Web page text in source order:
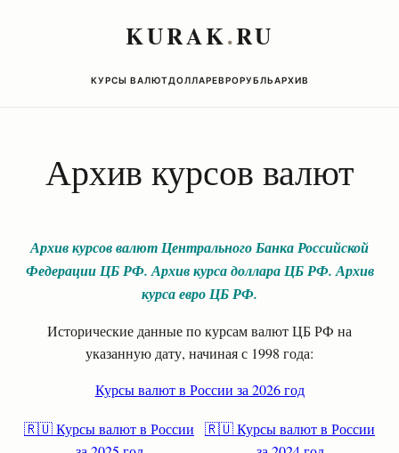
KURAK.RU
КУРСЫ ВАЛЮТДОЛЛАРЕВРОРУБЛЬАРХИВ
Архив курсов валют
Архив курсов валют Центрального Банка Российской
Федерации ЦБ РФ. Архив курса доллара ЦБ РФ. Архив
курса евро ЦБ РФ.
Исторические данные по курсам валют ЦБ РФ на
указанную дату, начиная с 1998 года:
Курсы валют в России за 2026 год
🇷🇺 Курсы валют в России
🇷🇺 Курсы валют в России